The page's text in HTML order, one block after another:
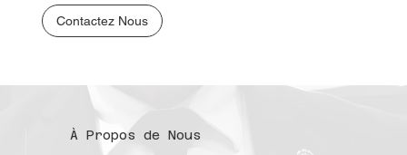
Contactez Nous
À Propos de Nous